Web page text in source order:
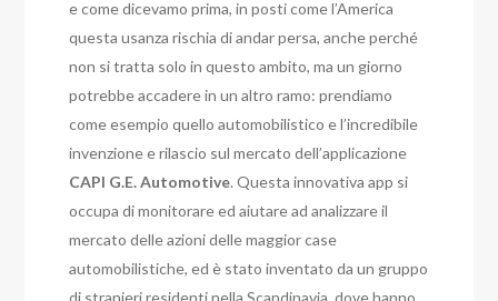
e come dicevamo prima, in posti come l’America
questa usanza rischia di andar persa, anche perché
non si tratta solo in questo ambito, ma un giorno
potrebbe accadere in un altro ramo: prendiamo
come esempio quello automobilistico e l’incredibile
invenzione e rilascio sul mercato dell’applicazione
CAPI G.E. Automotive. Questa innovativa app si
occupa di monitorare ed aiutare ad analizzare il
mercato delle azioni delle maggior case
automobilistiche, ed è stato inventato da un gruppo
di stranieri residenti nella Scandinavia, dove hanno